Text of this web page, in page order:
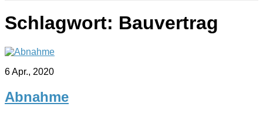
Schlagwort: Bauvertrag
6 Apr., 2020
Abnahme